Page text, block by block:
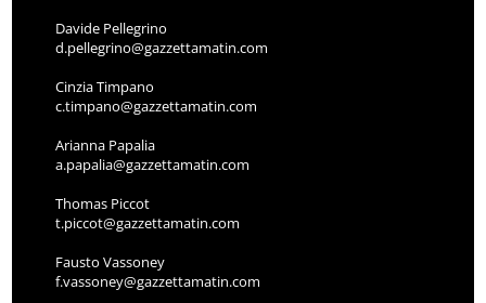
Davide Pellegrino
d.pellegrino@gazzettamatin.com
Cinzia Timpano
c.timpano@gazzettamatin.com
Arianna Papalia
a.papalia@gazzettamatin.com
Thomas Piccot
t.piccot@gazzettamatin.com
Fausto Vassoney
f.vassoney@gazzettamatin.com